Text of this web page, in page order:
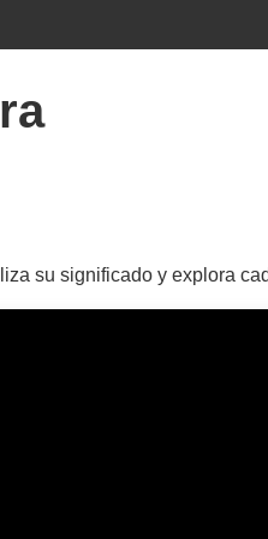
su significado y explora